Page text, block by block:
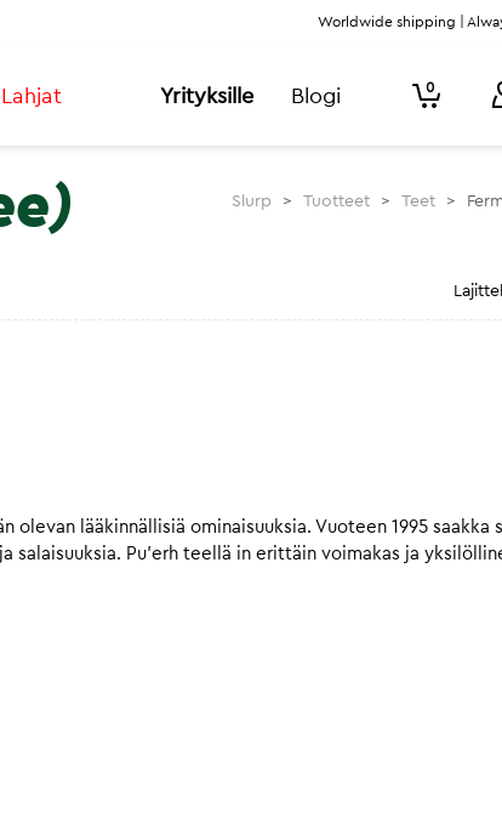
Worldwide shipping |
Lahjat Yrityksille Blogi 0
Slurp > Tuotteet > Teet >
lääkinnällisiä ominaisuuksia. Vuoteen 1995 saakka
Pu’erh teellä in erittäin voimakas ja